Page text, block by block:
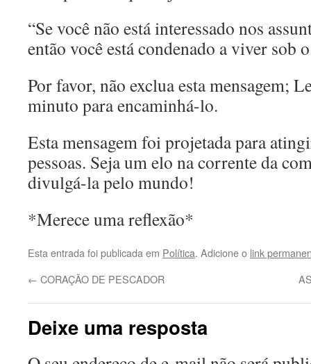
“Se você não está interessado nos
então você está condenado a viver sob
Por favor, não exclua esta mensagem;
minuto para encaminhá-lo.
Esta mensagem foi projetada para
pessoas. Seja um elo na corrente da
divulgá-la pelo mundo!
*Merece uma reflexão*
Esta entrada foi publicada em Política. Adicione o link
← CORAÇÃO DE PESCADOR
Deixe uma resposta